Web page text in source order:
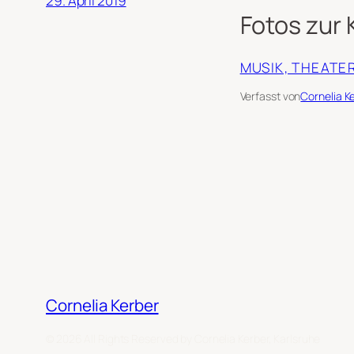
Fotos zur
MUSIK,
Verfasst vonCornelia
Cornelia Kerber